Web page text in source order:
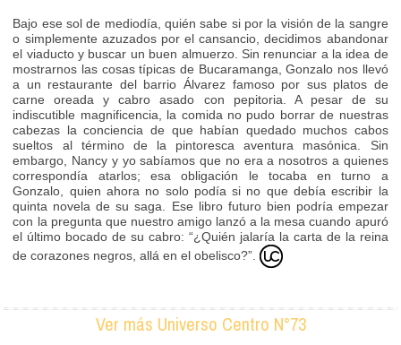
Bajo ese sol de mediodía, quién sabe si por la visión de la sangre
o simplemente azuzados por el cansancio, decidimos abandonar
el viaducto y buscar un buen almuerzo. Sin renunciar a la idea de
mostrarnos las cosas típicas de Bucaramanga, Gonzalo nos llevó
a un restaurante del barrio Álvarez famoso por sus platos de
carne oreada y cabro asado con pepitoria. A pesar de su
indiscutible magnificencia, la comida no pudo borrar de nuestras
cabezas la conciencia de que habían quedado muchos cabos
sueltos al término de la pintoresca aventura masónica. Sin
embargo, Nancy y yo sabíamos que no era a nosotros a quienes
correspondía atarlos; esa obligación le tocaba en turno a
Gonzalo, quien ahora no solo podía si no que debía escribir la
quinta novela de su saga. Ese libro futuro bien podría empezar
con la pregunta que nuestro amigo lanzó a la mesa cuando apuró
el último bocado de su cabro: “¿Quién jalaría la carta de la reina
de corazones negros, allá en el obelisco?”.
Ver más Universo Centro N°73